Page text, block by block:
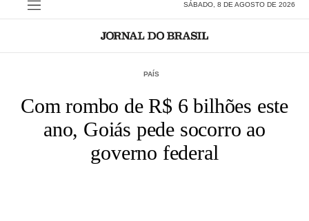
SÁBADO, 8 DE AGOSTO DE 2026
PAÍS
Com rombo de R$ 6 bilhões este
ano, Goiás pede socorro ao
governo federal